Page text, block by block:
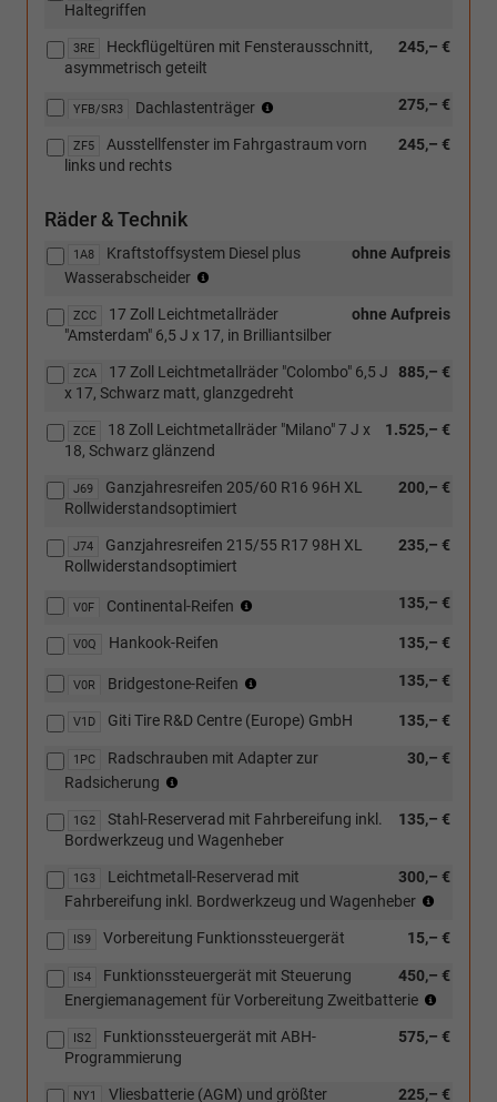
Haltegriffen
3RE 245,– €
Heckflügeltüren mit Fensterausschnitt,
asymmetrisch geteilt
YFB/SR3 275,– €
Dachlastenträger
Verbindung
ZF5 245,– €
Ausstellfenster im Fahrgastraum vorn
links und rechts
Räder & Technik
1A8 ohne Aufpreis
Kraftstoffsystem Diesel plus
Wasserabscheider
Verbindung
mit
ZCC ohne Aufpreis
17 Zoll Leichtmetallräder
"Amsterdam" 6,5 J x 17, in Brilliantsilber
ZCA 885,– €
17 Zoll Leichtmetallräder "Colombo" 6,5 J
x 17, Schwarz matt, glanzgedreht
ZCE 1.525,– €
18 Zoll Leichtmetallräder "Milano" 7 J x
18, Schwarz glänzend
J69 200,– €
Ganzjahresreifen 205/60 R16 96H XL
Rollwiderstandsoptimiert
J74 235,– €
Ganzjahresreifen 215/55 R17 98H XL
Rollwiderstandsoptimiert
V0F 135,– €
Continental-Reifen
[J69]
205/60
R16
96H
oder
[J74]
215/55
R17
XL)
V0Q 135,– €
Hankook-Reifen
V0R 135,– €
Bridgestone-Reifen
Verbindung
[J69]
R16
96H
XL
[J74]
Ganzjahresreifen
R17
98H
V1D 135,– €
Giti Tire R&D Centre (Europe) GmbH
1PC 30,– €
Radschrauben mit Adapter zur
Radsicherung
Verbindung
mit
1G2 135,– €
Stahl-Reserverad mit Fahrbereifung inkl.
Bordwerkzeug und Wagenheber
1G3 300,– €
Leichtmetall-Reserverad mit
Fahrbereifung inkl. Bordwerkzeug und Wagenheber
IS9 15,– €
Vorbereitung Funktionssteuergerät
IS4 450,– €
Funktionssteuergerät mit Steuerung
Energiemanagement für Vorbereitung Zweitbatterie
IS2 575,– €
Funktionssteuergerät mit ABH-
Programmierung
NY1 225,– €
Vliesbatterie (AGM) und größter